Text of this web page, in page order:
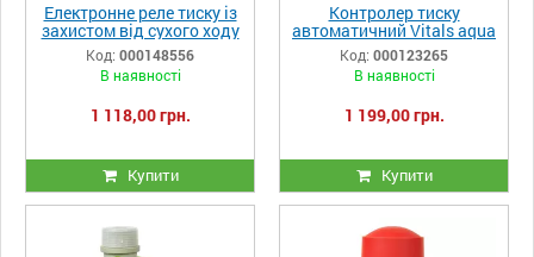
Електронне реле тиску із
захистом від сухого ходу
NOWA EPS-16A
Код: 000148556
В наявності
1 118,00 грн.
Купити
Контролер тиску
автоматичний Vitals aqua
AL 4-10r
Код: 000123265
В наявності
1 199,00 грн.
Купити